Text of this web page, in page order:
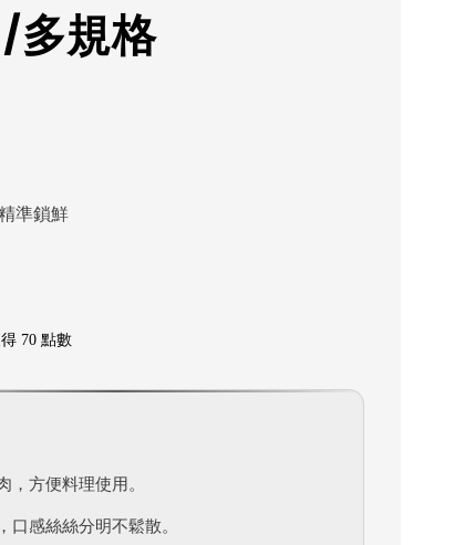
多規格
準鎖鮮
70 點數
，方便料理使用。
口感絲絲分明不鬆散。